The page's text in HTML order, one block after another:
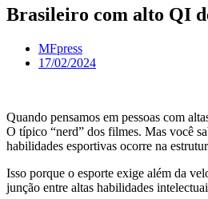
Brasileiro com alto QI
MFpress
17/02/2024
Quando pensamos em pessoas com
O típico “nerd” dos filmes. Mas você
habilidades esportivas ocorre na
Isso porque o esporte exige além da
junção entre altas habilidades